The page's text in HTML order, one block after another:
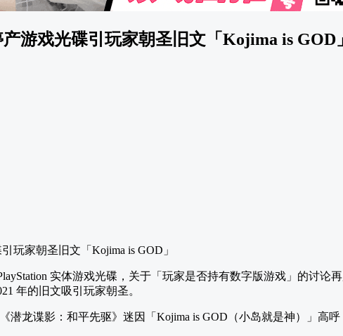
游戏光碟引玩家朝圣旧文「Kojima is GOD」
实体游戏光碟，关于「玩家是否持有数字版游戏」的讨论再
年的旧文吸引玩家朝圣。
潜龙谍影：和平先驱》迷因「Kojima is GOD（小岛就是神）」高